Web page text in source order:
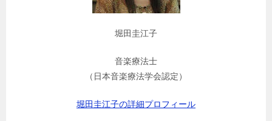
堀田圭江子
音楽療法士
（日本音楽療法学会認定）
堀田圭江子の詳細プロフィール